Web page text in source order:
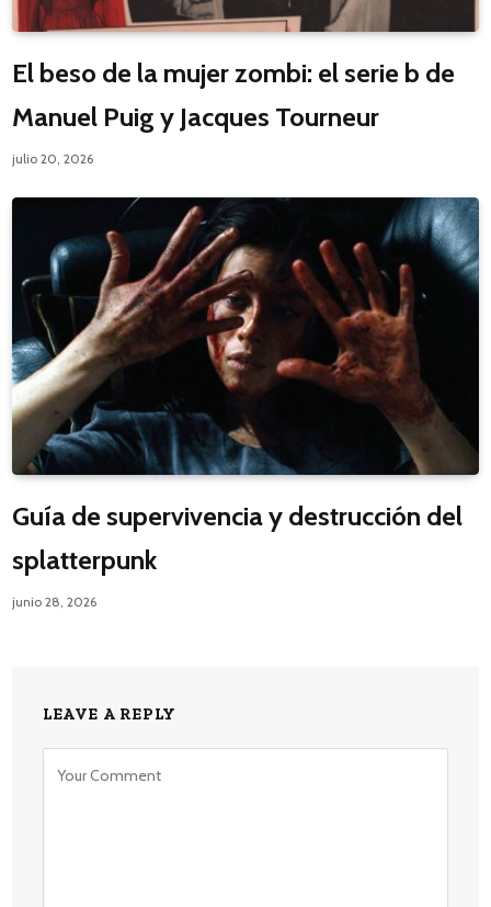
El beso de la mujer zombi: el serie b de
Manuel Puig y Jacques Tourneur
julio 20, 2026
Guía de supervivencia y destrucción del
splatterpunk
junio 28, 2026
LEAVE A REPLY